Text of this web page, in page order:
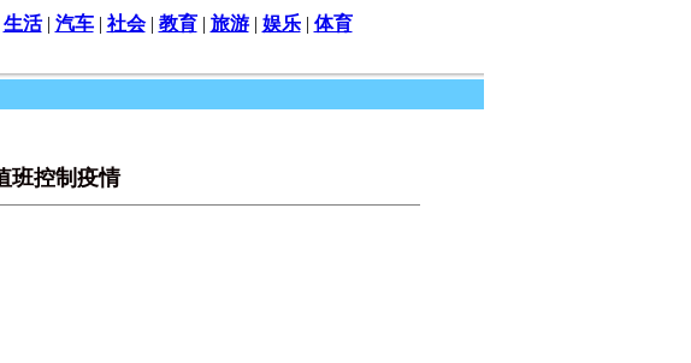
生活| 汽车| 社会| 教育| 旅游| 娱乐| 体育
班控制疫情